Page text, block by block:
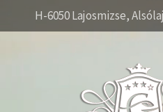
H-6050 Lajosmizse,